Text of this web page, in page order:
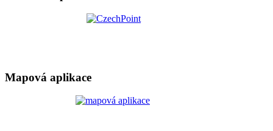
Mapová aplikace